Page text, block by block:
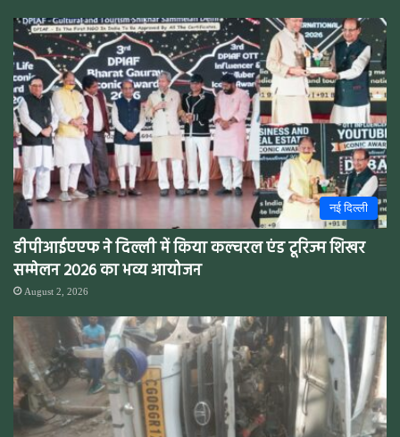
नई दिल्ली
डीपीआईएएफ ने दिल्ली में किया कल्चरल एंड टूरिज्म शिखर
सम्मेलन 2026 का भव्य आयोजन
August 2, 2026